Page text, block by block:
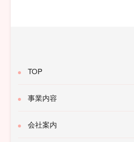
TOP
事業内容
会社案内